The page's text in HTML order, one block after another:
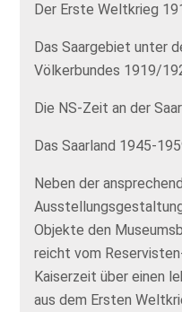
Der Erste Weltkrieg
Das Saargebiet unter
Völkerbundes 1919/
Die NS-Zeit an der
Das Saarland 1945-
Neben der
Objekte den
reicht vom
Kaiserzeit über einen
aus dem Ersten